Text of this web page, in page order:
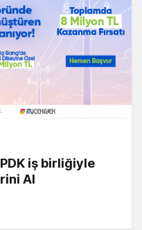
iş birliğiyle
Al